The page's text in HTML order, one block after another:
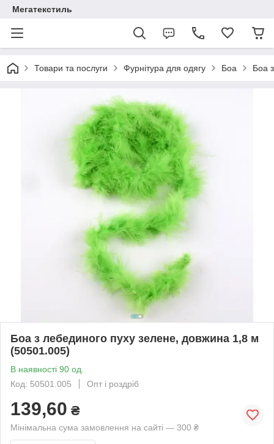
Мегатекстиль
Товари та послуги Фурнітура для одягу Боа Боа
Боа з лебединого пуху зелене, довжина 1,8 м
(50501.005)
В наявності 90 од.
Код: 50501.005
Опт і роздріб
139,60 ₴
Мінімальна сума замовлення на сайті — 300 ₴